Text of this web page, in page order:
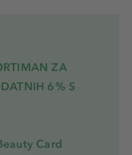
ZA
6% S
Card